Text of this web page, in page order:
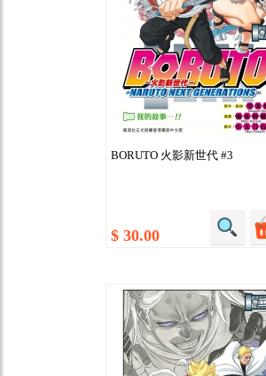
BORUTO 火影新世代 #3
$ 30.00